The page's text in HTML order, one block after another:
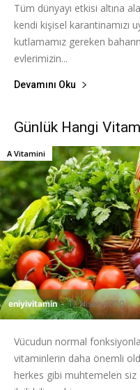
Tüm dünyayı etkisi altına
kendi kişisel karantinamızı
kutlamamız gereken
evlerimizin...
Devamını Oku
Günlük Hangi
eniyivitamin - 17 Nisan 2020
A Vitamini
Vücudun normal
vitaminlerin daha önemli
herkes gibi muhtemelen siz